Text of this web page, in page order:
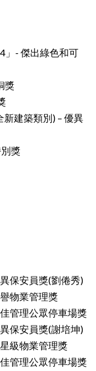
」- 傑出綠色和可
獎
建築類別) – 優異
獎
保安員獎(劉倦秀)
物業管理獎
管理公眾停車場獎
保安員獎(謝培坤)
級物業管理獎
管理公眾停車場獎